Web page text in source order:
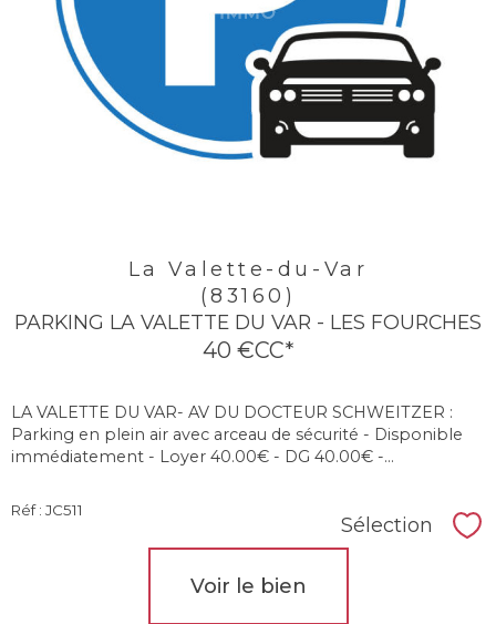
La Valette-du-Var
(83160)
PARKING LA VALETTE DU VAR - LES FOURCHES
40 €CC*
LA VALETTE DU VAR- AV DU DOCTEUR SCHWEITZER :
Parking en plein air avec arceau de sécurité - Disponible
immédiatement - Loyer 40.00€ - DG 40.00€ -...
Réf : JC511
Sélection
Voir le bien